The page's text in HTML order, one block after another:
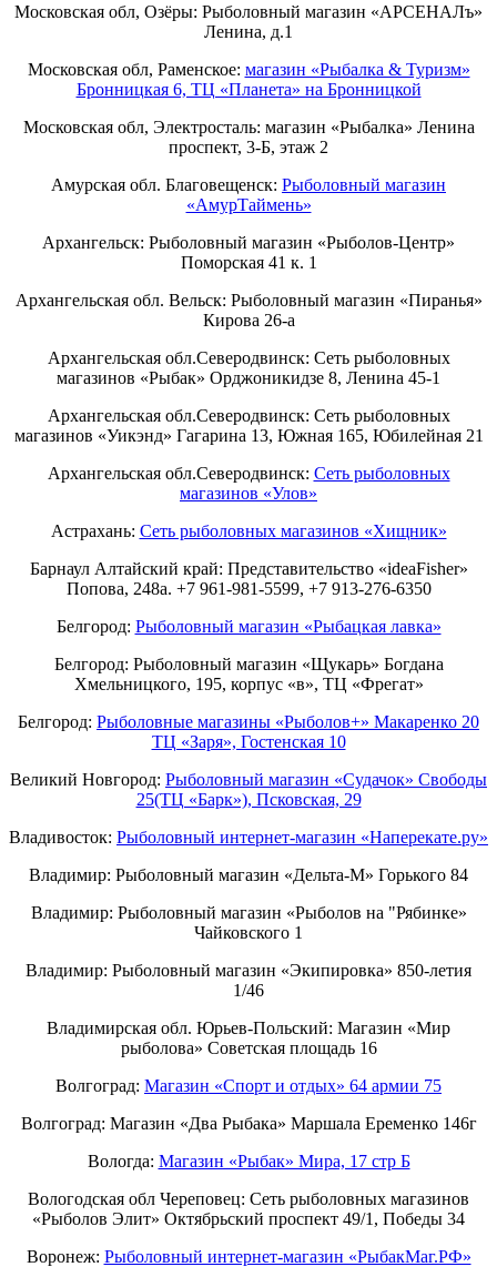
Московская обл, Озёры: Рыболовный магазин «АРСЕНАЛъ»
Ленина, д.1
Московская обл, Раменское: магазин «Рыбалка & Туризм»
Бронницкая 6, ТЦ «Планета» на Бронницкой
Московская обл, Электросталь: магазин «Рыбалка» Ленина
проспект, 3-Б, этаж 2
Амурская обл. Благовещенск: Рыболовный магазин
«АмурТаймень»
Архангельск: Рыболовный магазин «Рыболов-Центр»
Поморская 41 к. 1
Архангельская обл. Вельск: Рыболовный магазин «Пиранья»
Кирова 26-а
Архангельская обл.Северодвинск: Сеть рыболовных
магазинов «Рыбак» Орджоникидзе 8, Ленина 45-1
Архангельская обл.Северодвинск: Сеть рыболовных
магазинов «Уикэнд» Гагарина 13, Южная 165, Юбилейная 21
Архангельская обл.Северодвинск: Сеть рыболовных
магазинов «Улов»
Астрахань: Сеть рыболовных магазинов «Хищник»
Барнаул Алтайский край: Представительство «ideaFisher»
Попова, 248а. +7 961-981-5599, +7 913-276-6350
Белгород: Рыболовный магазин «Рыбацкая лавка»
Белгород: Рыболовный магазин «Щукарь» Богдана
Хмельницкого, 195, корпус «в», ТЦ «Фрегат»
Белгород: Рыболовные магазины «Рыболов+» Макаренко 20
ТЦ «Заря», Гостенская 10
Великий Новгород: Рыболовный магазин «Судачок» Свободы
25(ТЦ «Барк»), Псковская, 29
Владивосток: Рыболовный интернет-магазин «Наперекате.ру»
Владимир: Рыболовный магазин «Дельта-М» Горького 84
Владимир: Рыболовный магазин «Рыболов на "Рябинке»
Чайковского 1
Владимир: Рыболовный магазин «Экипировка» 850-летия
1/46
Владимирская обл. Юрьев-Польский: Магазин «Мир
рыболова» Советская площадь 16
Волгоград: Магазин «Спорт и отдых» 64 армии 75
Волгоград: Магазин «Два Рыбака» Маршала Еременко 146г
Вологда: Магазин «Рыбак» Мира, 17 стр Б
Вологодская обл Череповец: Сеть рыболовных магазинов
«Рыболов Элит» Октябрьский проспект 49/1, Победы 34
Воронеж: Рыболовный интернет-магазин «РыбакМаг.РФ»